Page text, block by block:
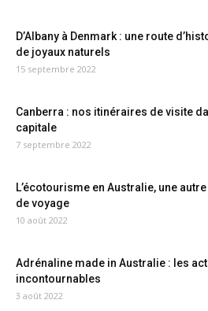
D’Albany à Denmark : une route
de joyaux naturels
15 septembre 2022
Canberra : nos itinéraires de visite
capitale
7 septembre 2022
L’écotourisme en Australie, une
de voyage
10 août 2022
Adrénaline made in Australie : les
incontournables
3 août 2022